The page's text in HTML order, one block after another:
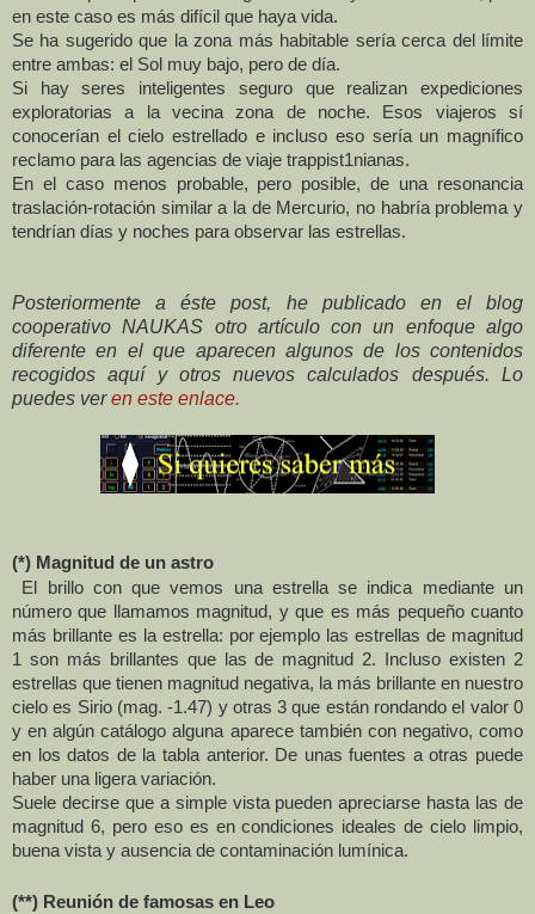
en este caso es más difícil que haya vida.
Se ha sugerido que la zona más habitable sería cerca del límite
entre ambas: el Sol muy bajo, pero de día.
Si hay seres inteligentes seguro que realizan expediciones
exploratorias a la vecina zona de noche. Esos viajeros sí
conocerían el cielo estrellado e incluso eso sería un magnífico
reclamo para las agencias de viaje trappist1nianas.
En el caso menos probable, pero posible, de una resonancia
traslación-rotación similar a la de Mercurio, no habría problema y
tendrían días y noches para observar las estrellas.
Posteriormente a éste post, he publicado en el blog
cooperativo NAUKAS otro artículo con un enfoque algo
diferente en el que aparecen algunos de los contenidos
recogidos aquí y otros nuevos calculados después. Lo
puedes veren este enlace.
(*) Magnitud de un astro
El brillo con que vemos una estrella se indica mediante un
número que llamamos magnitud, y que es más pequeño cuanto
más brillante es la estrella: por ejemplo las estrellas de magnitud
1 son más brillantes que las de magnitud 2. Incluso existen 2
estrellas que tienen magnitud negativa, la más brillante en nuestro
cielo es Sirio (mag. -1.47) y otras 3 que están rondando el valor 0
y en algún catálogo alguna aparece también con negativo, como
en los datos de la tabla anterior. De unas fuentes a otras puede
haber una ligera variación.
Suele decirse que a simple vista pueden apreciarse hasta las de
magnitud 6, pero eso es en condiciones ideales de cielo limpio,
buena vista y ausencia de contaminación lumínica.
(**) Reunión de famosas en Leo